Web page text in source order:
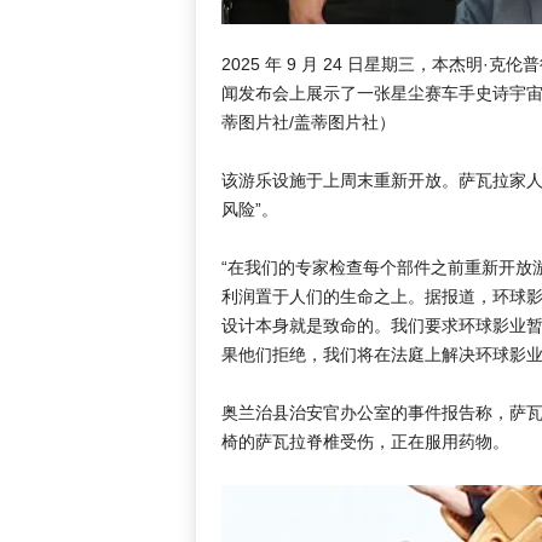
2025 年 9 月 24 日星期三，本杰明·克伦
闻发布会上展示了一张星尘赛车手史诗宇
蒂图片社/盖蒂图片社）
该游乐设施于上周末重新开放。萨瓦拉家
风险”。
“在我们的专家检查每个部件之前重新开
利润置于人们的生命之上。据报道，环球
设计本身就是致命的。我们要求环球影业
果他们拒绝，我们将在法庭上解决环球影
奥兰治县治安官办公室的事件报告称，萨
椅的萨瓦拉脊椎受伤，正在服用药物。